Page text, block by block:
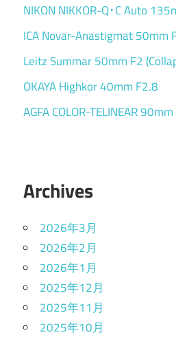
NIKON NIKKOR-Q･C Auto
ICA Novar-Anastigmat 50mm
Leitz Summar 50mm F2
OKAYA Highkor 40mm F2.8
AGFA COLOR-TELINEAR
Archives
2026年3月
2026年2月
2026年1月
2025年12月
2025年11月
2025年10月